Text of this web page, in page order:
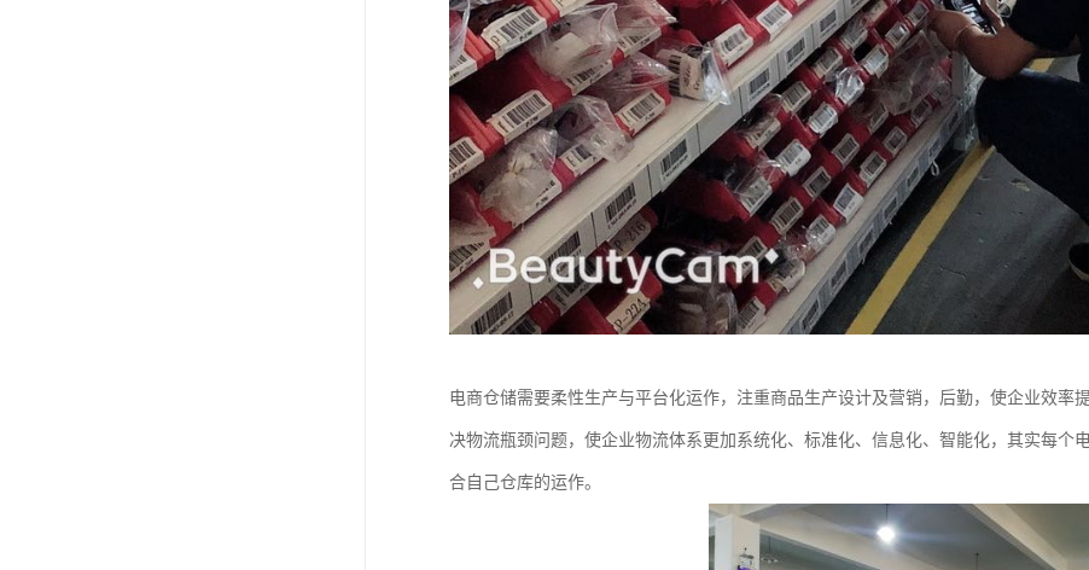
电商仓储需要柔性生产与平台化运作，注重商品生产设计及营销，后勤，使企业效率
决物流瓶颈问题，使企业物流体系更加系统化、标准化、信息化、智能化，其实每个
合自己仓库的运作。